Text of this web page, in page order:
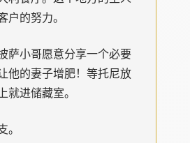
户的努力。
萨小哥愿意分享一个必要
他的妻子增肥！等托尼放
就进储藏室。